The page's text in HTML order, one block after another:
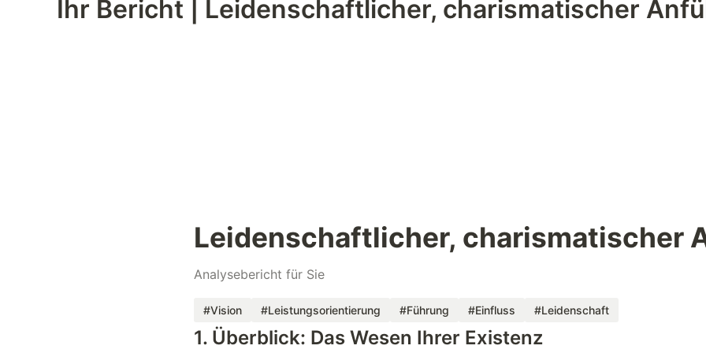
Ihr Bericht | Leidenschaftlicher, charismatischer
Leidenschaftlicher, charismatischer
Analysebericht für Sie
#Vision #Leistungsorientierung #Führung #Einfluss #Leidenschaft
1. Überblick: Das Wesen Ihrer Existenz